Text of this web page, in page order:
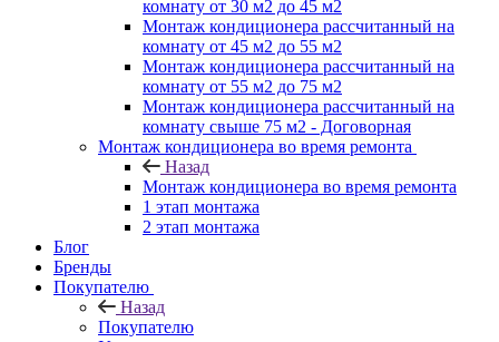
комнату от 30 м2 до 45 м2
Монтаж кондиционера рассчитанный на
комнату от 45 м2 до 55 м2
Монтаж кондиционера рассчитанный на
комнату от 55 м2 до 75 м2
Монтаж кондиционера рассчитанный на
комнату свыше 75 м2 - Договорная
Монтаж кондиционера во время ремонта
Назад
Монтаж кондиционера во время ремонта
1 этап монтажа
2 этап монтажа
Блог
Бренды
Покупателю
Назад
Покупателю